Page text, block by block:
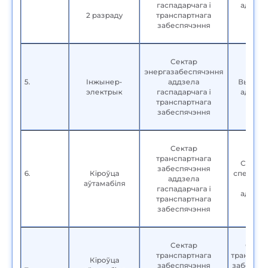
2 разраду
гаспадарчага і
транспартнага
забеспячэння
5.
Інжынер-
электрык
Сектар
энергазабеспячэння
аддзела
гаспадарчага і
транспартнага
забеспячэння
6.
Кіроўца
аўтамабіля
Сектар
транспартнага
забеспячэння
аддзела
гаспадарчага і
транспартнага
забеспячэння
Кіроўца
Сектар
транспартнага
забеспячэння